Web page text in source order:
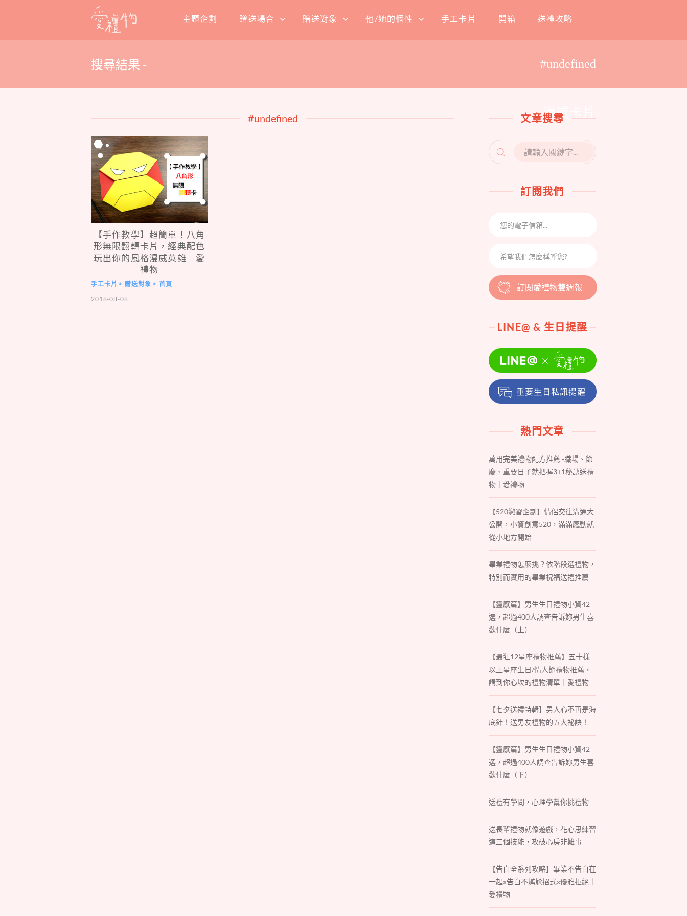
content
主題企劃 贈送場合 贈送對象 他/她的個性 手工卡片 開箱 送禮攻略
搜尋結果 - #undefined
漫威卡片
#undefined
【手作教學】超簡單！八角
形無限翻轉卡片，經典配色
玩出你的風格漫威英雄｜愛
禮物
手工卡片 # 贈送對象 #
首頁
2018-08-08
文章搜尋
SEARCH
FOR:
訂閱我們
訂閱愛禮物雙週報
LINE@ & 生日提醒
熱門文章
萬用完美禮物配方推薦 -職場、節
慶、重要日子就把握3+1秘訣送禮
物｜愛禮物
【520戀習企劃】情侶交往溝通大
公開，小資創意520，滿滿感動就
從小地方開始
畢業禮物怎麼挑？依階段選禮物，
特別而實用的畢業祝福送禮推薦
【靈感篇】男生生日禮物小資42
選，超過400人調查告訴妳男生喜
歡什麼（上）
【最狂12星座禮物推薦】五十樣
以上星座生日/情人節禮物推薦，
講到你心坎的禮物清單｜愛禮物
【七夕送禮特輯】男人心不再是海
底針！送男友禮物的五大祕訣！
【靈感篇】男生生日禮物小資42
選，超過400人調查告訴妳男生喜
歡什麼（下）
送禮有學問，心理學幫你挑禮物
送長輩禮物就像遊戲，花心思練習
這三個技能，攻破心房非難事
【告白全系列攻略】畢業不告白在
一起x告白不尷尬招式x優雅拒絕｜
愛禮物